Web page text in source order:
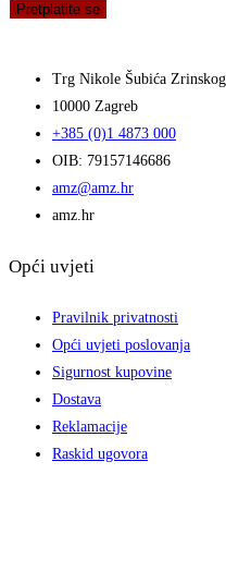
Pretplatite se
Trg Nikole Šubića
10000 Zagreb
+385 (0)1 4873 000
OIB: 79157146686
amz@amz.hr
amz.hr
Opći uvjeti
Pravilnik privatnosti
Opći uvjeti poslovanja
Sigurnost kupovine
Dostava
Reklamacije
Raskid ugovora